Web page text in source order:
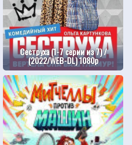
Сеструха (1-7 серии из 7) /
(2022/WEB-DL) 1080p